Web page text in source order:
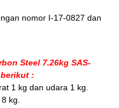
nomor I-17-0827 dan
Steel 7.26kg SAS-
:
1 kg dan udara 1 kg.
kg.